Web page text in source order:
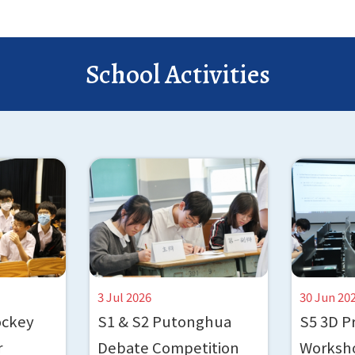
1 Feb 2026 Notice 9
23 Jan 2026 Notice 8
Notice 7
28 Nov 2025 Notice 6 (Revised Version)
School Activities
3 Jul 2026
S1 & S2 Putonghua
Debate Competition
30 Jun
S5 3D